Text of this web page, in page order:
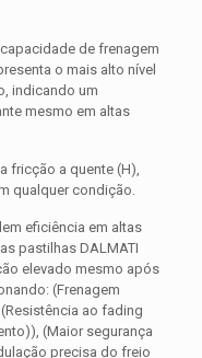
de frenagem
o mais alto nível
indicando um
mesmo em altas
fricção a quente (H),
qualquer condição.
eficiência em altas
pastilhas DALMATI
elevado mesmo após
(Frenagem
ao fading
(Maior segurança
precisa do freio